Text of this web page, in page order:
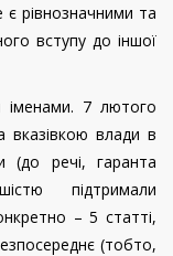
є рівнозначними та
вступу до іншої
іменами. 7 лютого
вказівкою влади в
(до речі, гаранта
підтримали
– 5 статті,
(тобто,